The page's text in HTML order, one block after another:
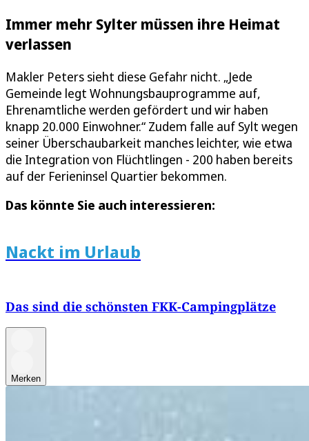
Immer mehr Sylter müssen ihre Heimat
verlassen
Makler Peters sieht diese Gefahr nicht. „Jede
Gemeinde legt Wohnungsbauprogramme auf,
Ehrenamtliche werden gefördert und wir haben
knapp 20.000 Einwohner.“ Zudem falle auf Sylt wegen
seiner Überschaubarkeit manches leichter, wie etwa
die Integration von Flüchtlingen - 200 haben bereits
auf der Ferieninsel Quartier bekommen.
Das könnte Sie auch interessieren:
Nackt im Urlaub
Das sind die schönsten FKK-Campingplätze
Merken